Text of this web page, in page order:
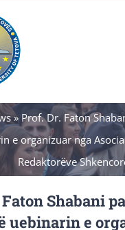
» Prof. Dr. Faton
e organizuar nga
Redaktorëve
Shabani
uebinarin e